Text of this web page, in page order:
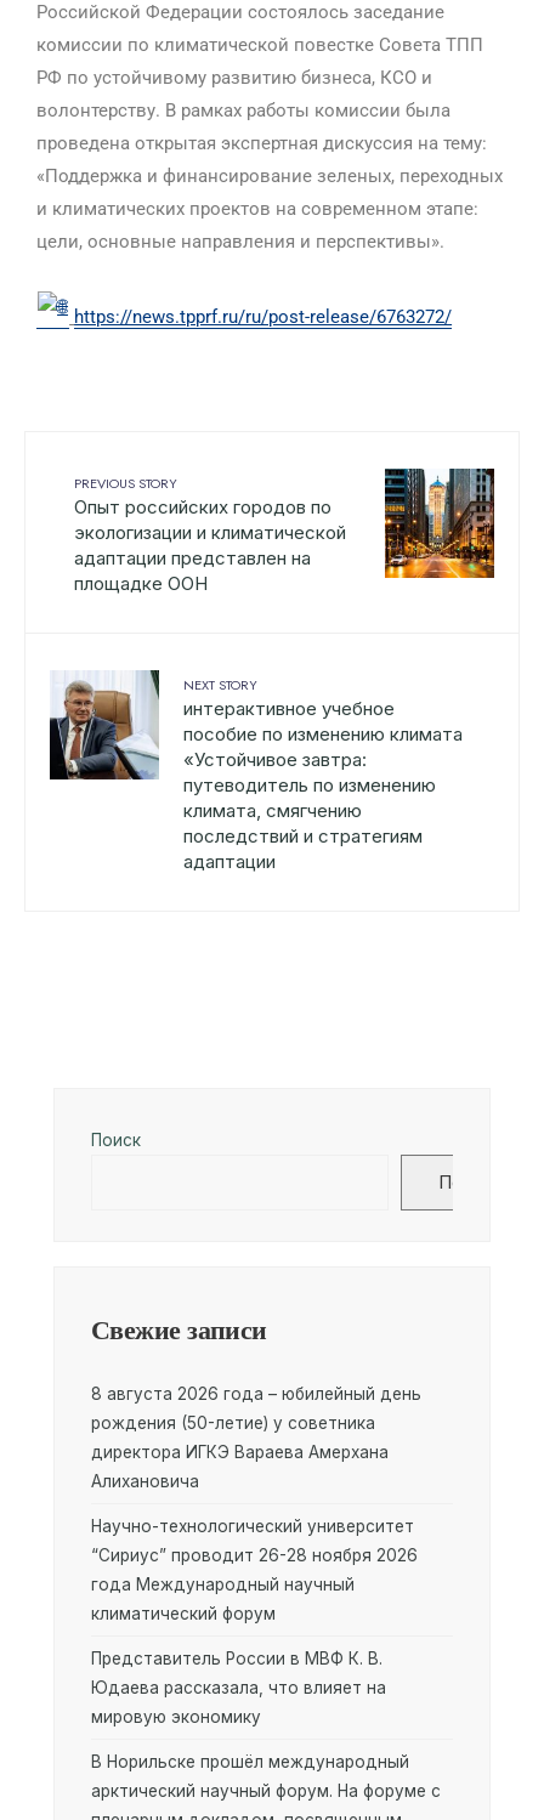
Российской Федерации состоялось заседание
комиссии по климатической повестке Совета ТПП
РФ по устойчивому развитию бизнеса, КСО и
волонтерству. В рамках работы комиссии была
проведена открытая экспертная дискуссия на тему:
«Поддержка и финансирование зеленых, переходных
и климатических проектов на современном этапе:
цели, основные направления и перспективы».
https://news.tpprf.ru/ru/post-release/6763272/
PREVIOUS STORY
Опыт российских городов по
экологизации и климатической
адаптации представлен на
площадке ООН
NEXT STORY
интерактивное учебное
пособие по изменению климата
«Устойчивое завтра:
путеводитель по изменению
климата, смягчению
последствий и стратегиям
адаптации
Поиск
Поиск
Свежие записи
8 августа 2026 года – юбилейный день
рождения (50-летие) у советника
директора ИГКЭ Вараева Амерхана
Алихановича
Научно-технологический университет
“Сириус” проводит 26-28 ноября 2026
года Международный научный
климатический форум
Представитель России в МВФ К. В.
Юдаева рассказала, что влияет на
мировую экономику
В Норильске прошёл международный
арктический научный форум. На форуме с